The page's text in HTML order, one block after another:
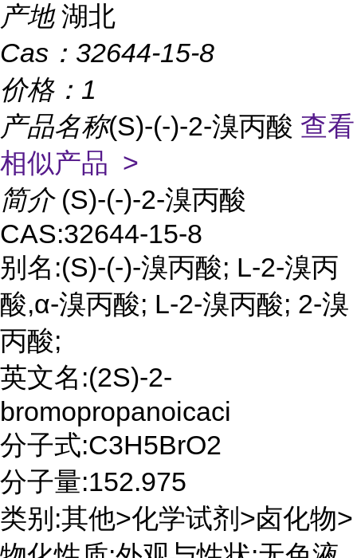
产地 湖北
Cas： 32644-15-8
价格： 1
产品名称(S)-(-)-2-溴丙酸 查看
相似产品 >
简介 (S)-(-)-2-溴丙酸
CAS:32644-15-8
别名:(S)-(-)-溴丙酸; L-2-溴丙
酸,α-溴丙酸; L-2-溴丙酸; 2-溴
丙酸;
英文名:(2S)-2-
bromopropanoicaci
分子式:C3H5BrO2
分子量:152.975
类别:其他>化学试剂>卤化物>